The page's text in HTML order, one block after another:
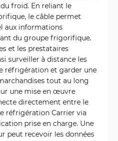
froid. En reliant le
le câble permet
aux informations
du groupe frigorifique.
et les prestataires
surveiller à distance les
réfrigération et garder une
tout au long
une mise en œuvre
directement entre le
réfrigération Carrier via
prise en charge. Une
peut recevoir les données